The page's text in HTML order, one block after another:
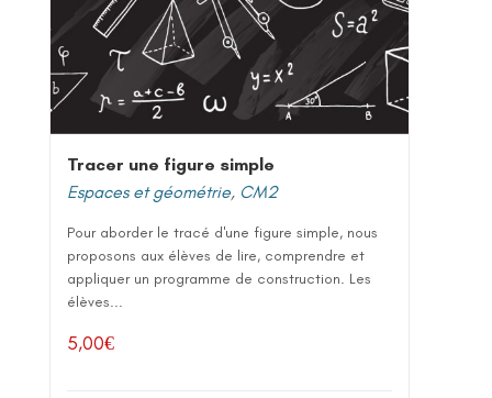
Tracer une figure simple
Espaces et géométrie, CM2
Pour aborder le tracé d'une figure simple, nous
proposons aux élèves de lire, comprendre et
appliquer un programme de construction. Les
élèves...
5,00€